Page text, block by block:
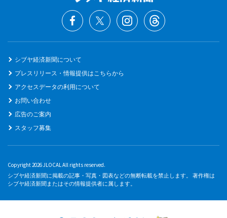
シブヤ経済新聞について
プレスリリース・情報提供はこちらから
アクセスデータの利用について
お問い合わせ
広告のご案内
スタッフ募集
Copyright 2026 JLOCAL All rights reserved.
シブヤ経済新聞に掲載の記事・写真・図表などの無断転載を禁止します。 著作権は
シブヤ経済新聞またはその情報提供者に属します。